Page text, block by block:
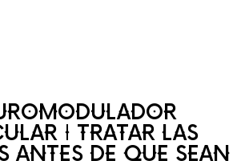
| TRATAR LAS
ANTES DE QUE SEAN